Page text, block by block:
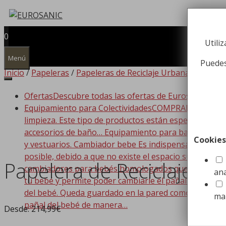
Saltar
contenido
0
Menú
OfertasDescubre todas las ofertas de Eurosanic!!!
Equipamiento para ColectividadesCOMPRAR
limpieza. Este tipo de productos están
accesorios de baño… Equipamiento para baño
y vestuarios. Cambiador bebe Es indispensable que
posible, debido a que no existe el espacio suficiente
cambiadores para bebés homologados que se
tu bebé y permite poder cambiarle el pañal de
del bebé. Queda guardado en la pared como si de
pañal del bebé de manera…
Inicio/Papeleras / Papeleras de Reciclaje Urbanas y de
Papelera de Reciclaje
Desde:214,99€
Cookies